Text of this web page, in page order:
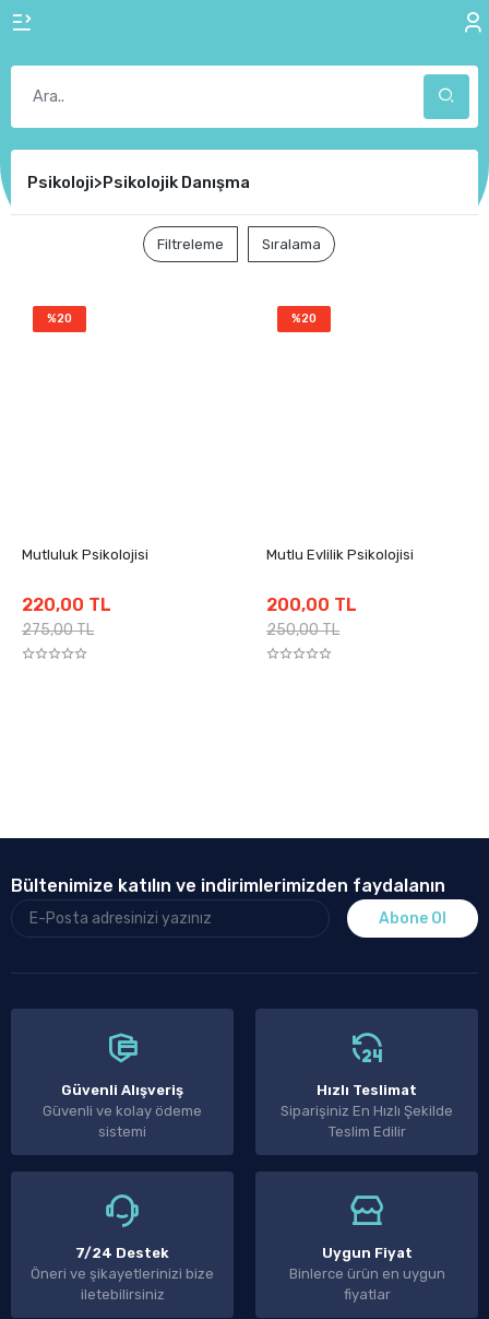
Psikoloji>Psikolojik Danışma
Filtreleme Sıralama
%20
Mutluluk Psikolojisi
220,00 TL
275,00 TL
%20
Mutlu Evlilik Psikolojisi
200,00 TL
250,00 TL
Bültenimize katılın ve indirimlerimizden faydalanın
Abone Ol
Güvenli Alışveriş
Güvenli ve kolay ödeme
sistemi
Hızlı Teslimat
Siparişiniz En Hızlı Şekilde
Teslim Edilir
7/24 Destek
Öneri ve şikayetlerinizi bize
iletebilirsiniz
Uygun Fiyat
Binlerce ürün en uygun
fiyatlar